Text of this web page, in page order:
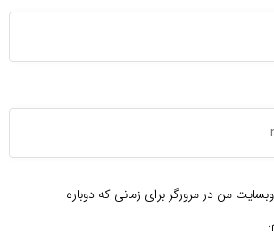
من در مرورگر برای زمانی که دوباره